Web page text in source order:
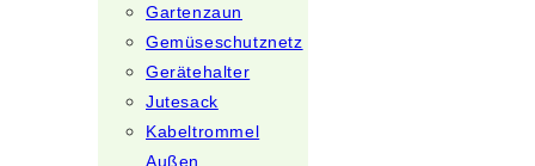
Gartenzaun
Gemüseschutznetz
Gerätehalter
Jutesack
Kabeltrommel
Außen